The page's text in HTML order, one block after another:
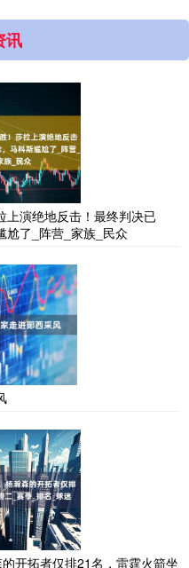
讯
上演绝地反击！最终判决已
尬了_阵营_家族_民众
开拓者仅排21名，雷霆火箭坐